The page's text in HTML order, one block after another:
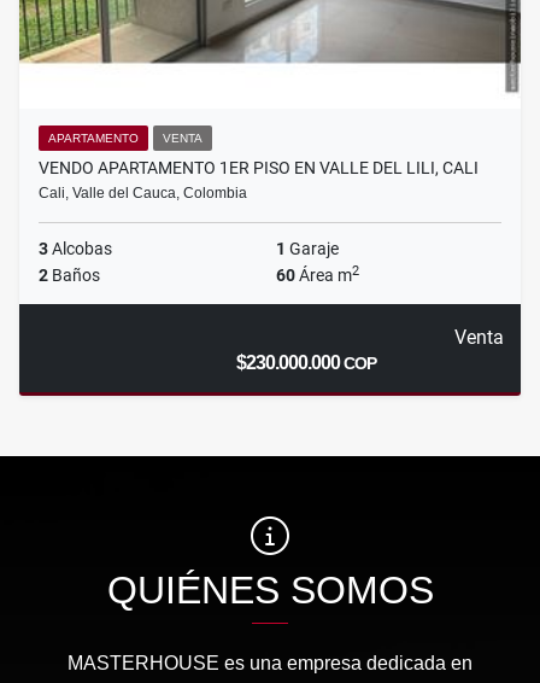
APARTAMENTO VENTA
VENDO APARTAMENTO 1ER PISO EN VALLE DEL LILI, CALI
Cali, Valle del Cauca, Colombia
3Alcobas 1 Garaje
2 Baños 60Área m2
Venta
$230.000.000COP
QUIÉNES SOMOS
MASTERHOUSE es una empresa dedicada en